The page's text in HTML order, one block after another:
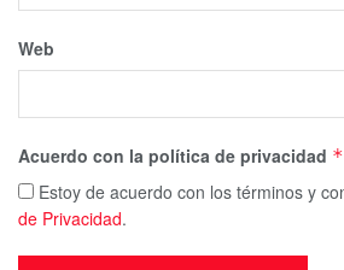
Web
Acuerdo con la política de privacidad *
Estoy de acuerdo con los términos y
de Privacidad.